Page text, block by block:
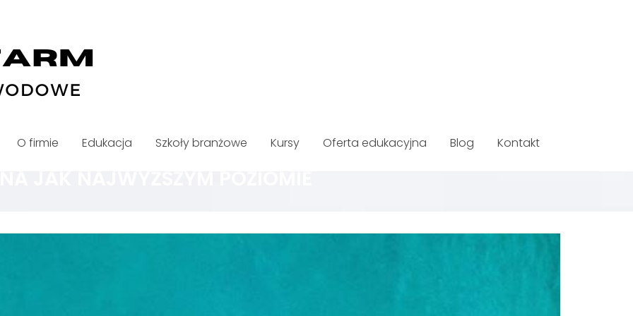
O firmie Edukacja Szkoły branżowe Kursy Oferta edukacyjna Blog Kontakt